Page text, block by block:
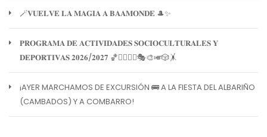
🪄𝐕𝐔𝐄𝐋𝐕𝐄 𝐋𝐀 𝐌𝐀𝐆𝐈𝐀 𝐀 𝐁𝐀𝐀𝐌𝐎𝐍𝐃𝐄 🎩✨
𝐏𝐑𝐎𝐆𝐑𝐀𝐌𝐀 𝐃𝐄 𝐀𝐂𝐓𝐈𝐕𝐈𝐃𝐀𝐃𝐄𝐒 𝐒𝐎𝐂𝐈𝐎𝐂𝐔𝐋𝐓𝐔𝐑𝐀𝐋𝐄𝐒 𝐘
𝐃𝐄𝐏𝐎𝐑𝐓𝐈𝐕𝐀𝐒 𝟐𝟎𝟐𝟔/𝟐𝟎𝟐𝟕 🏀🏊‍♀️🧘‍♀️🎭🎨🎺🎲🤸
¡AYER MARCHAMOS DE EXCURSIÓN 🚌 A LA FIESTA DEL ALBARIÑO
(CAMBADOS) Y A COMBARRO!